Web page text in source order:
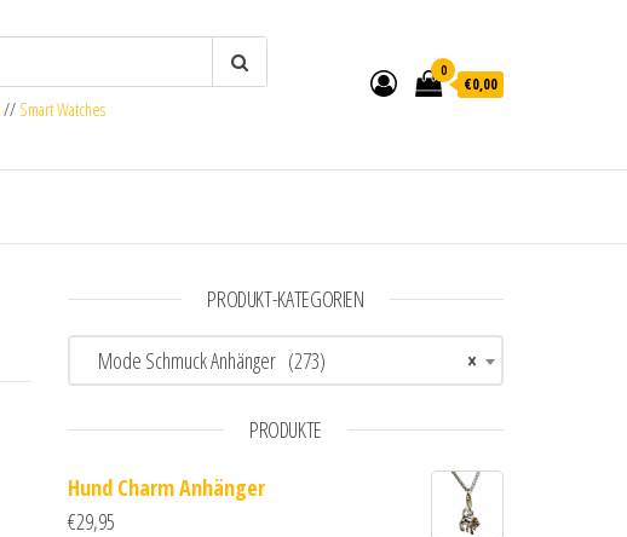
// Smart Watches
0
€0,00
PRODUKT-KATEGORIEN
×
Mode Schmuck Anhänger (273)
PRODUKTE
Hund Charm Anhänger
€29,95